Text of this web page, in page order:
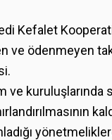
Kefalet
ve ödenmeyen
ve kuruluşlarında